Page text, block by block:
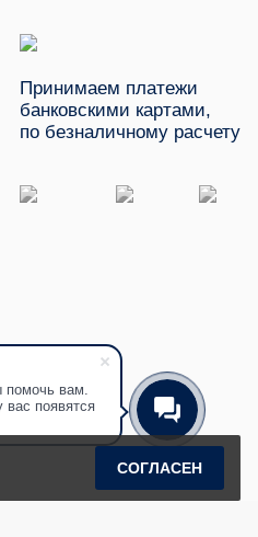
помочь вам.
появятся
Принимаем платежи
банковскими картами,
по безналичному расчету
СОГЛАСЕН